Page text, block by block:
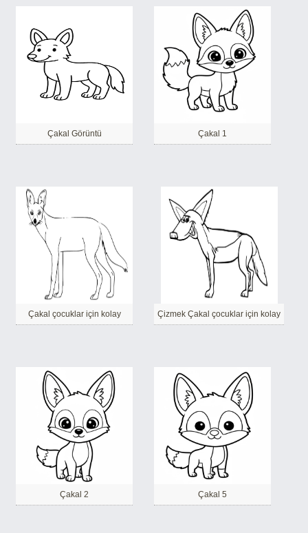
Çakal Görüntü Çakal 1
Çakal çocuklar için kolay Çizmek Çakal çocuklar için kolay
Çakal 2 Çakal 5